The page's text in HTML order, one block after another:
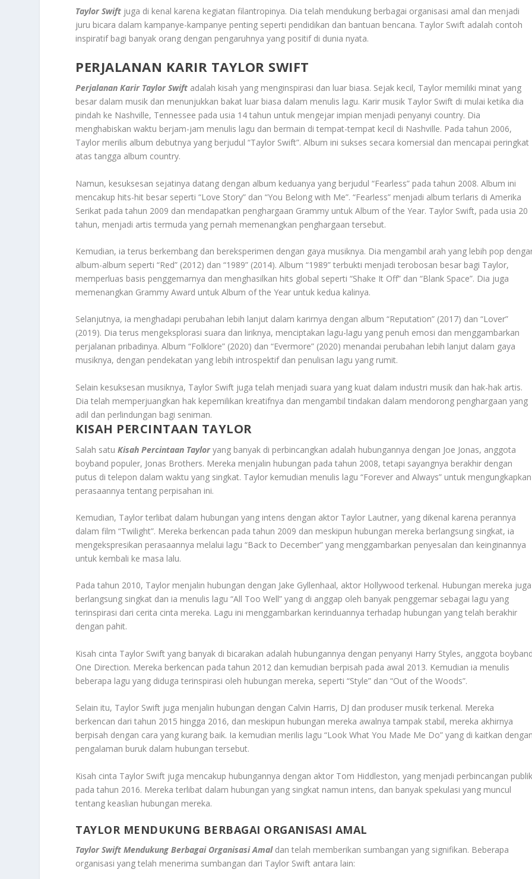
Taylor Swift juga di kenal karena kegiatan filantropinya. Dia telah mendukung berbagai organisasi amal dan menjadi
juru bicara dalam kampanye-kampanye penting seperti pendidikan dan bantuan bencana. Taylor Swift adalah contoh
inspiratif bagi banyak orang dengan pengaruhnya yang positif di dunia nyata.
PERJALANAN KARIR TAYLOR SWIFT
Perjalanan Karir Taylor Swift adalah kisah yang menginspirasi dan luar biasa. Sejak kecil, Taylor memiliki minat yang
besar dalam musik dan menunjukkan bakat luar biasa dalam menulis lagu. Karir musik Taylor Swift di mulai ketika dia
pindah ke Nashville, Tennessee pada usia 14 tahun untuk mengejar impian menjadi penyanyi country. Dia
menghabiskan waktu berjam-jam menulis lagu dan bermain di tempat-tempat kecil di Nashville. Pada tahun 2006,
Taylor merilis album debutnya yang berjudul “Taylor Swift”. Album ini sukses secara komersial dan mencapai peringkat
atas tangga album country.
Namun, kesuksesan sejatinya datang dengan album keduanya yang berjudul “Fearless” pada tahun 2008. Album ini
mencakup hits-hit besar seperti “Love Story” dan “You Belong with Me”. “Fearless” menjadi album terlaris di Amerika
Serikat pada tahun 2009 dan mendapatkan penghargaan Grammy untuk Album of the Year. Taylor Swift, pada usia 20
tahun, menjadi artis termuda yang pernah memenangkan penghargaan tersebut.
Kemudian, ia terus berkembang dan bereksperimen dengan gaya musiknya. Dia mengambil arah yang lebih pop
album-album seperti “Red” (2012) dan “1989” (2014). Album “1989” terbukti menjadi terobosan besar bagi Taylor,
memperluas basis penggemarnya dan menghasilkan hits global seperti “Shake It Off” dan “Blank Space”. Dia juga
memenangkan Grammy Award untuk Album of the Year untuk kedua kalinya.
Selanjutnya, ia menghadapi perubahan lebih lanjut dalam karirnya dengan album “Reputation” (2017) dan “Lover”
(2019). Dia terus mengeksplorasi suara dan liriknya, menciptakan lagu-lagu yang penuh emosi dan menggambarkan
perjalanan pribadinya. Album “Folklore” (2020) dan “Evermore” (2020) menandai perubahan lebih lanjut dalam gaya
musiknya, dengan pendekatan yang lebih introspektif dan penulisan lagu yang rumit.
Selain kesuksesan musiknya, Taylor Swift juga telah menjadi suara yang kuat dalam industri musik dan hak-hak artis.
Dia telah memperjuangkan hak kepemilikan kreatifnya dan mengambil tindakan dalam mendorong penghargaan yang
adil dan perlindungan bagi seniman.
KISAH PERCINTAAN TAYLOR
Salah satuKisah Percintaan Tayloryang banyak di perbincangkan adalah hubungannya dengan Joe Jonas, anggota
boyband populer, Jonas Brothers. Mereka menjalin hubungan pada tahun 2008, tetapi sayangnya berakhir dengan
putus di telepon dalam waktu yang singkat. Taylor kemudian menulis lagu “Forever and Always” untuk mengungkapkan
perasaannya tentang perpisahan ini.
Kemudian, Taylor terlibat dalam hubungan yang intens dengan aktor Taylor Lautner, yang dikenal karena perannya
dalam film “Twilight”. Mereka berkencan pada tahun 2009 dan meskipun hubungan mereka berlangsung singkat, ia
mengekspresikan perasaannya melalui lagu “Back to December” yang menggambarkan penyesalan dan keinginannya
untuk kembali ke masa lalu.
Pada tahun 2010, Taylor menjalin hubungan dengan Jake Gyllenhaal, aktor Hollywood terkenal. Hubungan mereka juga
berlangsung singkat dan ia menulis lagu “All Too Well” yang di anggap oleh banyak penggemar sebagai lagu yang
terinspirasi dari cerita cinta mereka. Lagu ini menggambarkan kerinduannya terhadap hubungan yang telah berakhir
dengan pahit.
Kisah cinta Taylor Swift yang banyak di bicarakan adalah hubungannya dengan penyanyi Harry Styles, anggota
One Direction. Mereka berkencan pada tahun 2012 dan kemudian berpisah pada awal 2013. Kemudian ia menulis
beberapa lagu yang diduga terinspirasi oleh hubungan mereka, seperti “Style” dan “Out of the Woods”.
Selain itu, Taylor Swift juga menjalin hubungan dengan Calvin Harris, DJ dan produser musik terkenal. Mereka
berkencan dari tahun 2015 hingga 2016, dan meskipun hubungan mereka awalnya tampak stabil, mereka akhirnya
berpisah dengan cara yang kurang baik. Ia kemudian merilis lagu “Look What You Made Me Do” yang di kaitkan
pengalaman buruk dalam hubungan tersebut.
Kisah cinta Taylor Swift juga mencakup hubungannya dengan aktor Tom Hiddleston, yang menjadi perbincangan
pada tahun 2016. Mereka terlibat dalam hubungan yang singkat namun intens, dan banyak spekulasi yang muncul
tentang keaslian hubungan mereka.
TAYLOR MENDUKUNG BERBAGAI ORGANISASI AMAL
Taylor Swift Mendukung Berbagai Organisasi Amaldan telah memberikan sumbangan yang signifikan. Beberapa
organisasi yang telah menerima sumbangan dari Taylor Swift antara lain: